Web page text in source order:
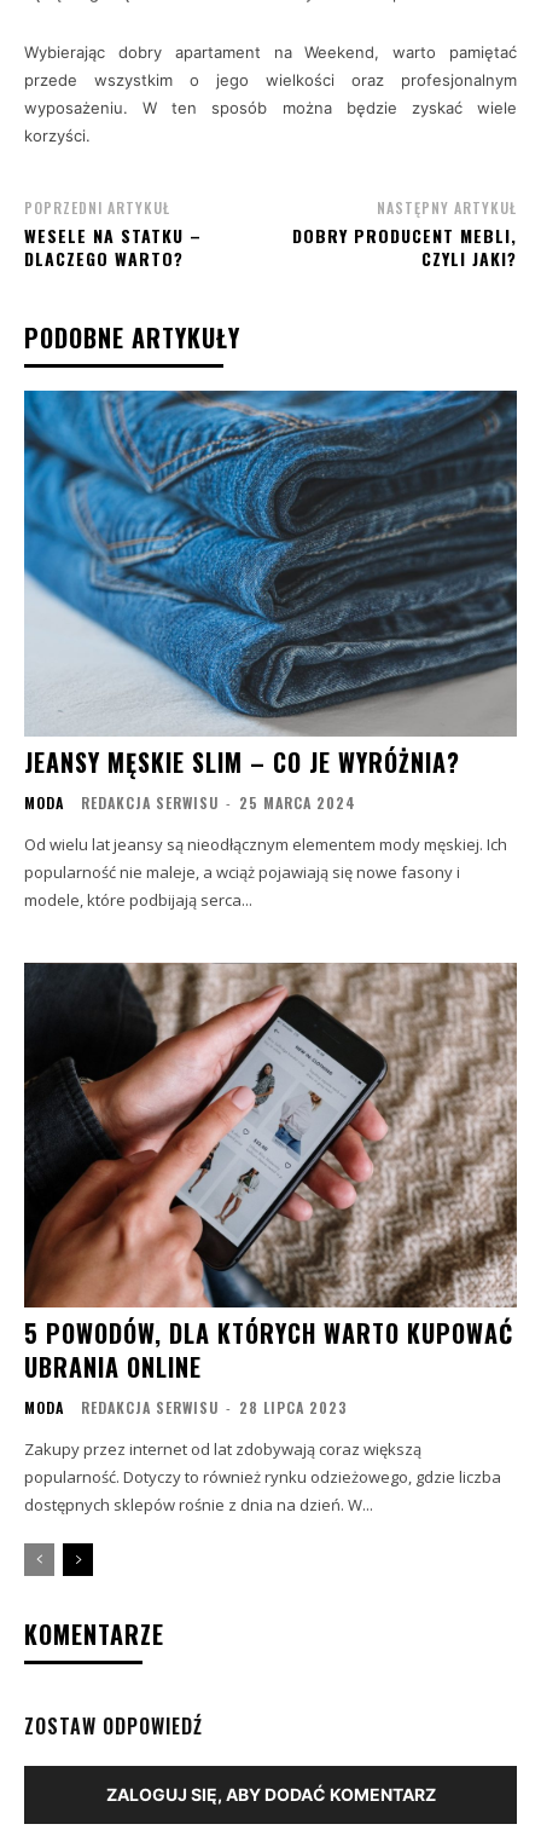
Wybierając dobry apartament na Weekend, warto pamiętać
przede wszystkim o jego wielkości oraz profesjonalnym
wyposażeniu. W ten sposób można będzie zyskać wiele
korzyści.
POPRZEDNI ARTYKUŁ
WESELE NA STATKU –
DLACZEGO WARTO?
NASTĘPNY ARTYKUŁ
DOBRY PRODUCENT MEBLI,
CZYLI JAKI?
PODOBNE ARTYKUŁY
JEANSY MĘSKIE SLIM – CO JE WYRÓŻNIA?
MODA REDAKCJA SERWISU - 25 MARCA 2024
Od wielu lat jeansy są nieodłącznym elementem mody męskiej. Ich
popularność nie maleje, a wciąż pojawiają się nowe fasony i
modele, które podbijają serca...
5 POWODÓW, DLA KTÓRYCH WARTO KUPOWAĆ
UBRANIA ONLINE
MODA REDAKCJA SERWISU - 28 LIPCA 2023
Zakupy przez internet od lat zdobywają coraz większą
popularność. Dotyczy to również rynku odzieżowego, gdzie liczba
dostępnych sklepów rośnie z dnia na dzień. W...
KOMENTARZE
ZOSTAW ODPOWIEDŹ
ZALOGUJ SIĘ, ABY DODAĆ KOMENTARZ